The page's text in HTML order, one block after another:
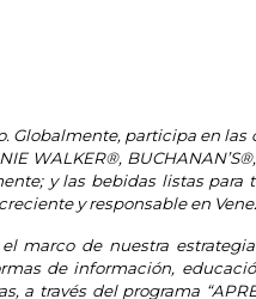
participa en las
WALKER®,
y las bebidas listas
y responsable en
marco de nuestra
de información,
a través del programa